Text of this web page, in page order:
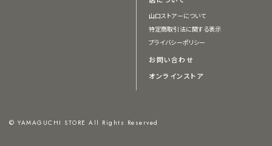
山口ストアーについて
特定商取引法に関する表示
プライバシーポリシー
お問い合わせ
オンラインストア
© YAMAGUCHI STORE All Rights Reserved